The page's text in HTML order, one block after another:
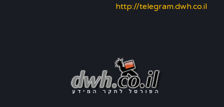
http://telegram.dwh.co.il